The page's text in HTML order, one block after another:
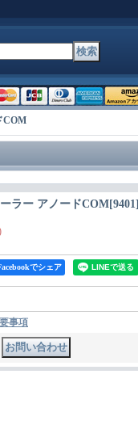
COM
ラー アノードCOM[9401]
でシェア
事項